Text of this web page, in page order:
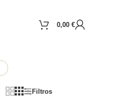
0,00 €
Filtros